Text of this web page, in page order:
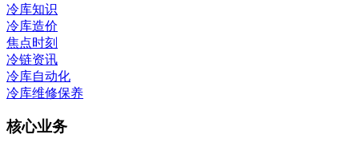
冷库知识
冷库造价
焦点时刻
冷链资讯
冷库自动化
冷库维修保养
核心业务